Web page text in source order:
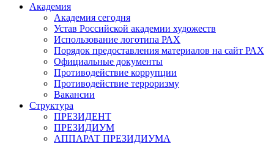
Академия
Академия сегодня
Устав Российской академии художеств
Использование логотипа РАХ
Порядок предоставления материалов на сайт РАХ
Официальные документы
Противодействие коррупции
Противодействие терроризму
Вакансии
Структура
ПРЕЗИДЕНТ
ПРЕЗИДИУМ
АППАРАТ ПРЕЗИДИУМА